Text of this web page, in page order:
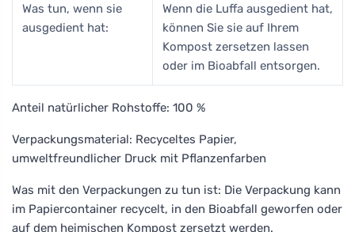
Was tun, wenn sie
ausgedient hat:
Wenn die Luffa ausgedient hat,
können Sie sie auf Ihrem
Kompost zersetzen lassen
oder im Bioabfall entsorgen.
Anteil natürlicher Rohstoffe: 100 %
Verpackungsmaterial: Recyceltes Papier,
umweltfreundlicher Druck mit Pflanzenfarben
Was mit den Verpackungen zu tun ist: Die Verpackung kann
im Papiercontainer recycelt, in den Bioabfall geworfen oder
auf dem heimischen Kompost zersetzt werden.